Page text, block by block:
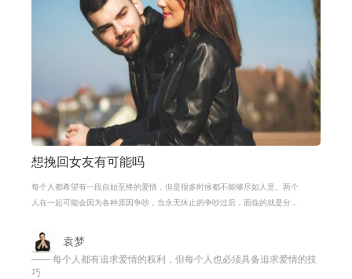
想挽回女友有可能吗
每个人都希望有一段自始至终的爱情，但是很多时候都不能够尽如人意。两个
人在一起可能会因为各种原因争吵，当永无休止的争吵过后，面临的就是分
袁梦
—— 每个人都有追求爱情的权利，但每个人也必须具备追求爱情的技
巧